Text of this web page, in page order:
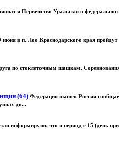
и Первенство Уральского
в п. Лоо Краснодарского края
по стоклеточным шашкам.
(64) Федерация шашек России
до...
информируют, что в период с 15 (день